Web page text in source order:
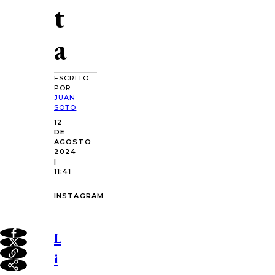
t
a
ESCRITO
POR:
JUAN
SOTO
12
DE
AGOSTO
2024
|
11:41
INSTAGRAM
L
i